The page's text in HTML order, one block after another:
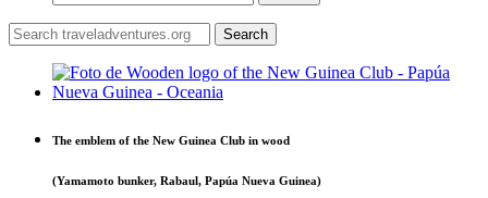
The emblem of the New Guinea Club in wood
(Yamamoto bunker, Rabaul, Papúa Nueva Guinea)